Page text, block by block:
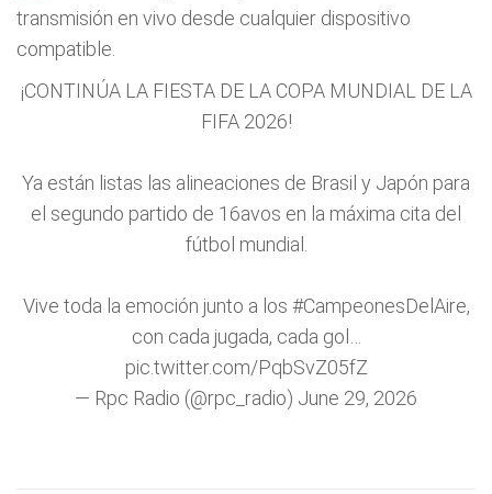
transmisión en vivo desde cualquier dispositivo
compatible.
¡CONTINÚA LA FIESTA DE LA COPA MUNDIAL DE LA
FIFA 2026!
Ya están listas las alineaciones de Brasil y Japón para
el segundo partido de 16avos en la máxima cita del
fútbol mundial.
Vive toda la emoción junto a los #CampeonesDelAire,
con cada jugada, cada gol…
pic.twitter.com/PqbSvZ05fZ
— Rpc Radio (@rpc_radio) June 29, 2026